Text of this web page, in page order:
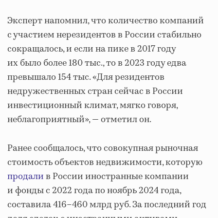
Эксперт напомнил, что количество компаний
с участием нерезидентов в России стабильно
сокращалось, и если на пике в 2017 году
их было более 180 тыс., то в 2023 году едва
превышало 154 тыс. «Для резидентов
недружественных стран сейчас в России
инвестиционный климат, мягко говоря,
неблагоприятный», — отметил он.
Ранее сообщалось, что совокупная рыночная
стоимость объектов недвижимости, которую
продалив России иностранные компании
и фонды с 2022 года по ноябрь 2024 года,
составила 416–460 млрд руб. За последний год